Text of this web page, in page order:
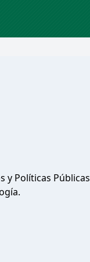
y Políticas Públicas